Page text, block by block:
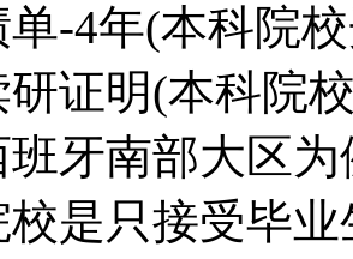
4年(本科院校
明(本科院校
南部大区为
是只接受毕